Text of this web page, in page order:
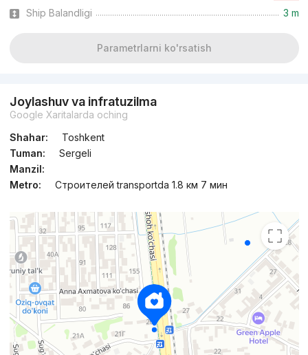
Ship Balandligi 3 m
Parametrlarni ko'rsatish
Joylashuv va infratuzilma
Google Xaritalarda oching
Shahar:
Toshkent
Tuman:
Sergeli
Manzil:
Metro:
Строителей transportda 1.8 км 7 мин